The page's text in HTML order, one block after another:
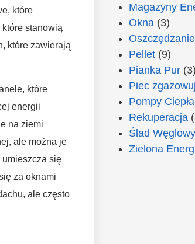
które
stanowią
które zawierają
które
energii
na ziemi
ale można je
umieszcza się
za oknami
ale często
Magazyny
Okna (3)
Oszczędzanie
Pellet(9)
Pianka Pur(3)
Piec
Pompy Ciepła
Rekuperacja
Ślad Węglowy
Zielona